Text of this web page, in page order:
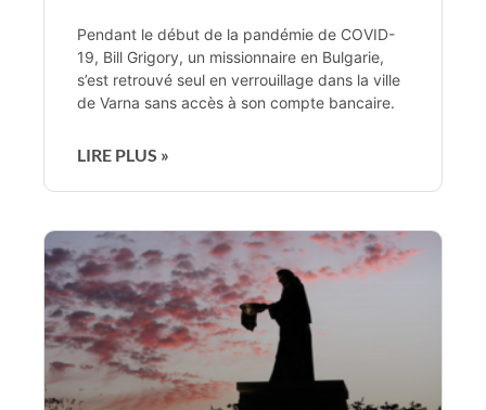
Pendant le début de la pandémie de COVID-
19, Bill Grigory, un missionnaire en Bulgarie,
s’est retrouvé seul en verrouillage dans la ville
de Varna sans accès à son compte bancaire.
LIRE PLUS »